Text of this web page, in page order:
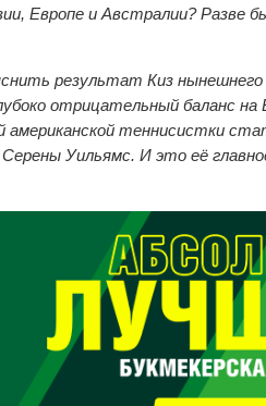
Европе и Австралии? Разве
результат Киз
отрицательный баланс на
американской теннисистки
Уильямс. И это её